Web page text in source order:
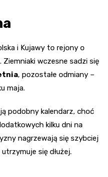
i Kujawy to rejony o
wczesne sadzi się
, pozostałe odmiany –
maja.
podobny kalendarz, choć
kilku dni na
nagrzewają się szybciej
się dłużej.